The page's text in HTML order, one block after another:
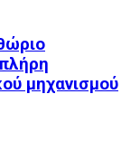
μηχανισμού